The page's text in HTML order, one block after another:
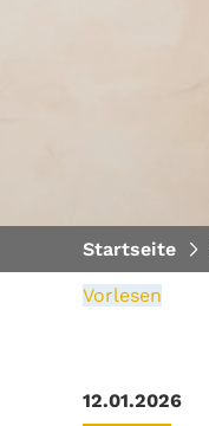
Startseite
Vorlesen
12.01.2026